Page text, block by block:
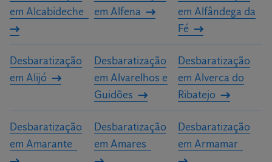
personalizado para a sua casa ou a sua empresa.
em Alcabideche
em Alfena
em Alfândega da
Fé
Desbaratização
em Alijó
Desbaratização
em Alvarelhos e
Guidões
Desbaratização
em Alverca do
Ribatejo
Desbaratização
em Amarante
Desbaratização
em Amares
Desbaratização
em Armamar